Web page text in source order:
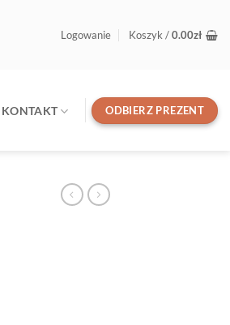
Logowanie Koszyk /0.00zł
KONTAKT ODBIERZ PREZENT